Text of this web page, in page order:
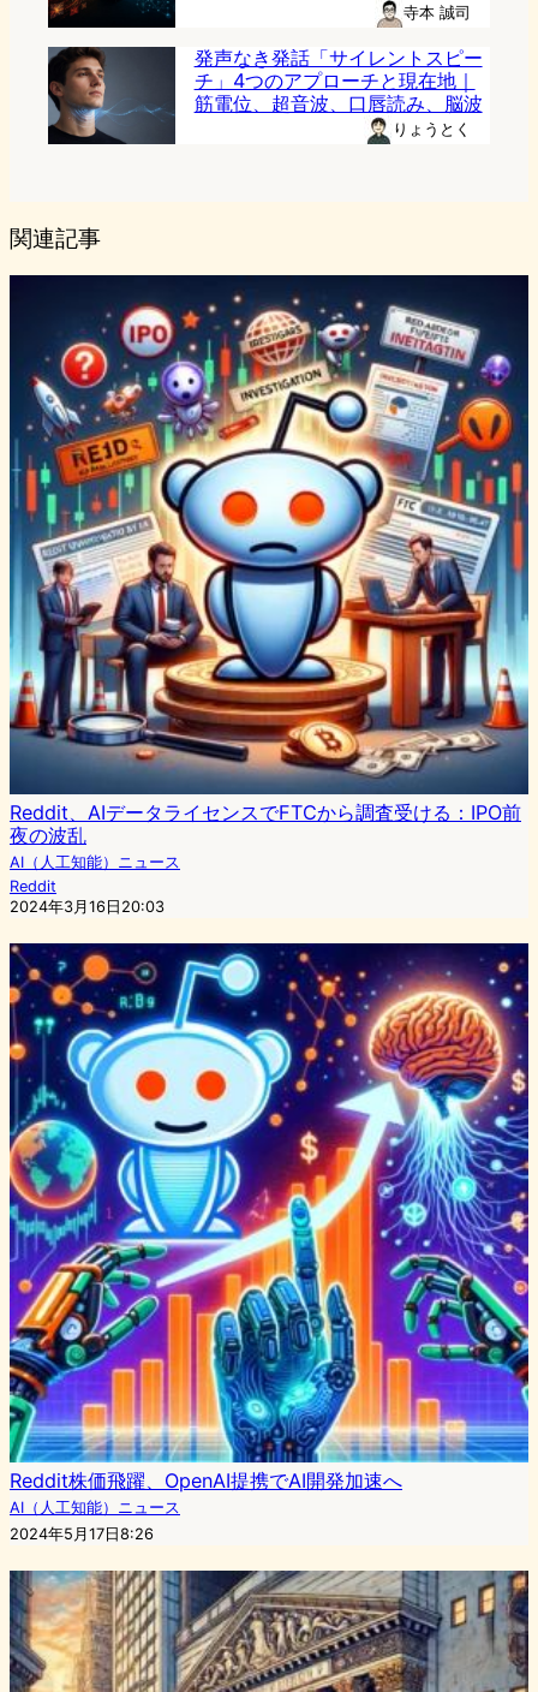
寺本 誠司
発声なき発話「サイレントスピー
チ」4つのアプローチと現在地｜
筋電位、超音波、口唇読み、脳波
りょうとく
関連記事
Reddit、AIデータライセンスでFTCから調査受ける：IPO前
夜の波乱
AI（人工知能）ニュース
Reddit
2024年3月16日20:03
Reddit株価飛躍、OpenAI提携でAI開発加速へ
AI（人工知能）ニュース
2024年5月17日8:26